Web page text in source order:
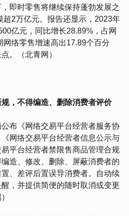
即时零售将继续保持蓬勃发展之
超2万亿元。报告还显示，2023年
亿元，同比增长28.89%，占网
网络零售增速高出17.89个百分
。（北青网）
，不得编造、删除消费者评价
布《网络交易平台经营者服务协
网络交易平台经营者信息公示与
平台经营者禁限售商品管理合规
造、修改、删除、屏蔽消费者的
、差评后置误导消费者。自动续
，并提供简便的随时取消或变更